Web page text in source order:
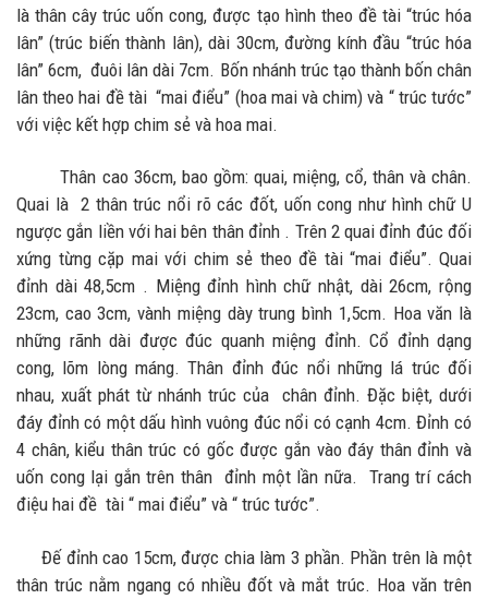
là thân cây trúc uốn cong, được tạo hình theo đề tài “trúc hóa
lân” (trúc biến thành lân), dài 30cm, đường kính đầu “trúc hóa
lân” 6cm, đuôi lân dài 7cm. Bốn nhánh trúc tạo thành bốn chân
lân theo hai đề tài “mai điểu” (hoa mai và chim) và “ trúc tước”
với việc kết hợp chim sẻ và hoa mai.
Thân cao 36cm, bao gồm: quai, miệng, cổ, thân và chân.
Quai là 2 thân trúc nổi rõ các đốt, uốn cong như hình chữ U
ngược gắn liền với hai bên thân đỉnh . Trên 2 quai đỉnh đúc đối
xứng từng cặp mai với chim sẻ theo đề tài “mai điểu”. Quai
đỉnh dài 48,5cm . Miệng đỉnh hình chữ nhật, dài 26cm, rộng
23cm, cao 3cm, vành miệng dày trung bình 1,5cm. Hoa văn là
những rãnh dài được đúc quanh miệng đỉnh. Cổ đỉnh dạng
cong, lõm lòng máng. Thân đỉnh đúc nổi những lá trúc đối
nhau, xuất phát từ nhánh trúc của chân đỉnh. Đặc biệt, dưới
đáy đỉnh có một dấu hình vuông đúc nổi có cạnh 4cm. Đỉnh có
4 chân, kiểu thân trúc có gốc được gắn vào đáy thân đỉnh và
uốn cong lại gắn trên thân đỉnh một lần nữa. Trang trí cách
điệu hai đề tài “ mai điểu” và “ trúc tước”.
Đế đỉnh cao 15cm, được chia làm 3 phần. Phần trên là một
thân trúc nằm ngang có nhiều đốt và mắt trúc. Hoa văn trên